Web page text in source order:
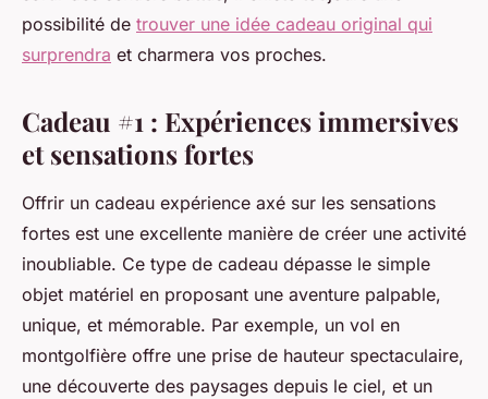
possibilité de trouver une idée cadeau original qui
surprendra et charmera vos proches.
Cadeau #1 : Expériences immersives
et sensations fortes
Offrir un cadeau expérience axé sur les sensations
fortes est une excellente manière de créer une activité
inoubliable. Ce type de cadeau dépasse le simple
objet matériel en proposant une aventure palpable,
unique, et mémorable. Par exemple, un vol en
montgolfière offre une prise de hauteur spectaculaire,
une découverte des paysages depuis le ciel, et un